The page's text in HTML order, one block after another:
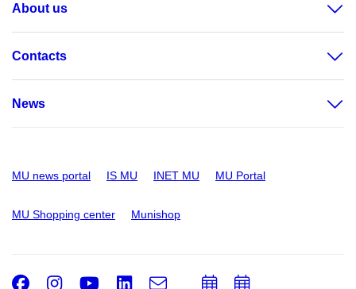
About us
Contacts
News
MU news portal IS MU INET MU MU Portal
MU Shopping center Munishop
Facebook
Instagram
Youtube
LinkedIn
e-
AddAdd